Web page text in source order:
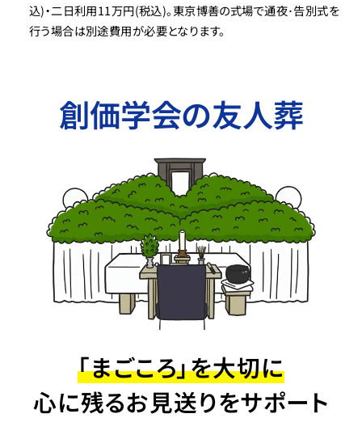
込)・二日利用11万円(税込)。東京博善の式場で通夜･告別式を
行う場合は別途費用が必要となります。
創価学会の友人葬
「まごころ」を大切に
心に残るお見送りをサポート